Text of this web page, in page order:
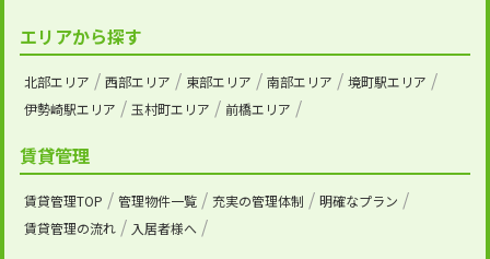
エリアから探す
北部エリア 西部エリア 東部エリア 南部エリア
境町駅エリア
伊勢崎駅エリア
玉村町エリア 前橋エリア
賃貸管理
賃貸管理TOP 管理物件一覧 充実の管理体制
明確なプラン
賃貸管理の流れ
入居者様へ